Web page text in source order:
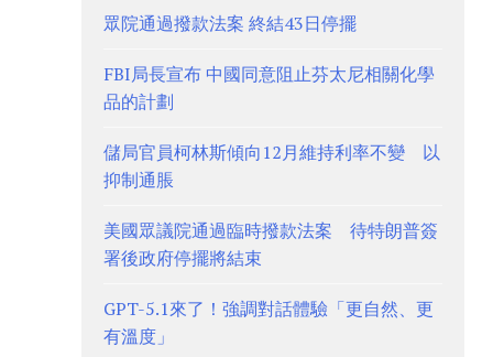
眾院通過撥款法案 終結43日停擺
FBI局長宣布 中國同意阻止芬太尼相關化學
品的計劃
儲局官員柯林斯傾向12月維持利率不變 以
抑制通脹
美國眾議院通過臨時撥款法案 待特朗普簽
署後政府停擺將結束
GPT-5.1來了！強調對話體驗「更自然、更
有溫度」